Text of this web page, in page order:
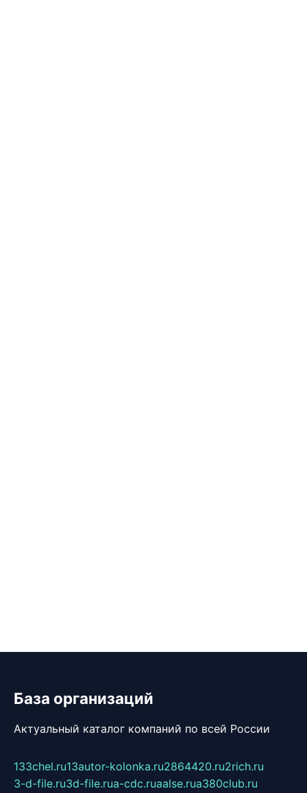
База организаций
Актуальный каталог компаний по всей России
133chel.ru13autor-kolonka.ru2864420.ru2rich.ru
3-d-file.ru3d-file.rua-cdc.ruaalse.rua380club.ru